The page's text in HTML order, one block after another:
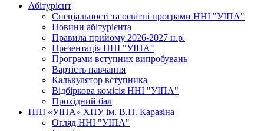
Абітурієнт
Спеціальності та освітні програми ННІ "УІПА"
Новини абітурієнта
Правила прийому 2026-2027 н.р.
Презентація ННІ "УІПА"
Програми вступних випробувань
Вартість навчання
Калькулятор вступника
Відбіркова комісія ННІ "УІПА"
Прохідний бал
ННІ «УІПА» ХНУ ім. В.Н. Каразіна
Огляд ННІ "УІПА"